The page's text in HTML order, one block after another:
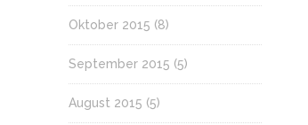
Oktober 2015 (8)
September 2015 (5)
August 2015 (5)